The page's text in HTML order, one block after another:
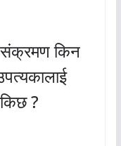
संक्रमण किन
?